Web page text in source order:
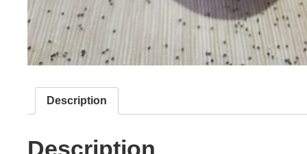
Description
Description